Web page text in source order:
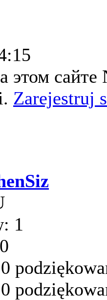
этом
Zarejestruj
1